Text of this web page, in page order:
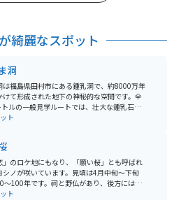
綺麗なスポット
洞
は福島県田村市にある鍾乳洞で、約8000万年
けて形成された地下の神秘的な空間です。全
ルの一般見学ルートでは、壮大な鍾乳石や
ゅん）などを観察することができ、東洋一
っています。洞内の光と影が織りなす幻想
、自然が創り出したアートを体験できます。
産も売っています。近くに星を観察するため
あるので合わせて訪れるのがオススメです。
人 (高校生以上) 1,200円 中人 (中学生) 800円
ト
」のロケ地にもなり、「願い桜」とも呼ばれ
シノが咲いています。見頃は4月中旬〜下旬
～100年です。祠と野仏があり、後方には移
ます。日本の原風景ともいえる風情があ
ト